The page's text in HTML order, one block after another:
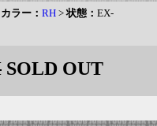
カラー： RH >状態： EX-
SOLD OUT